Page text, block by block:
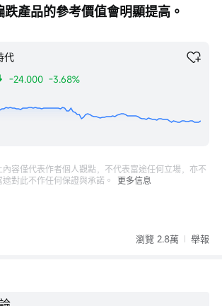
產品的參考價值會明顯提高。
代
-24.000 -3.68%
容僅代表作者個人觀點，不代表富途任何立場，亦不
對此不作任何保證與承諾。
更多信息
瀏覽 2.8萬 舉報